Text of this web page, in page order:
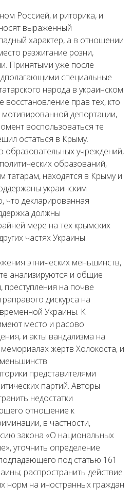
Россией, и риторика, и
выраженный
характер, а в отношении
разжигание розни,
Принятыми уже после
специальные
народа в украинском
восстановление прав тех, кто
мотивированной депортации,
воспользоваться те
остаться в Крыму.
образовательных учреждений,
образований,
татарам, находятся в Крыму и
украинским
что декларированная
должны
мере на тех крымских
частях Украины.
этнических меньшинств,
анализируются и общие
на почве
дискурса на
Украины. К
место и расово
и акты вандализма на
жертв Холокоста, и
представителями
партий. Авторы
недостатки
отношение к
в частности,
закона «О национальных
уточнить определение
под статью 161
распространить действие
норм на иностранных граждан